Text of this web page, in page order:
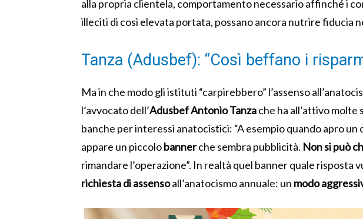
alla propria clientela, comportamento necessario affinché i
illeciti di così elevata portata, possano ancora nutrire fiducia
Tanza (Adusbef): “Così beffano i
Ma in che modo gli istituti “carpirebbero” l’assenso
l’avvocato dell’AdusbefAntonio Tanzache ha all’attivo molte
banche per interessi anatocistici: “A esempio quando apro un
appare un piccolobannerche sembra pubblicità. Non si può
rimandare l’operazione”. In realtà quel banner quale risposta
richiesta di assensoall’anatocismo annuale: un modo